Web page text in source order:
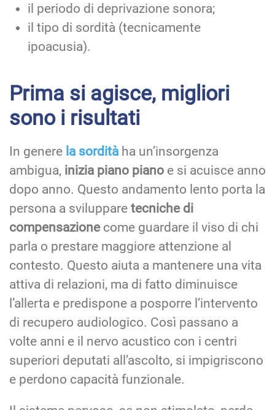
il periodo di deprivazione sonora;
il tipo di sordità (tecnicamente
ipoacusia).
Prima si agisce, migliori
sono i risultati
In genere la sordità ha un’insorgenza
ambigua, inizia piano piano e si acuisce anno
dopo anno. Questo andamento lento porta la
persona a sviluppare tecniche di
compensazionecome guardare il viso di chi
parla o prestare maggiore attenzione al
contesto. Questo aiuta a mantenere una vita
attiva di relazioni, ma di fatto diminuisce
l’allerta e predispone a posporre l’intervento
di recupero audiologico. Così passano a
volte anni e il nervo acustico con i centri
superiori deputati all’ascolto, si impigriscono
e perdono capacità funzionale.